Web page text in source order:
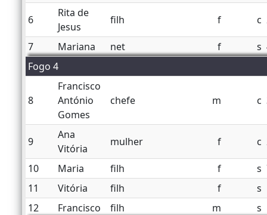
6
Rita de
Jesus
filh f c
7 Mariana net f s
Fogo 4
8
Francisco
António
Gomes
chefe m c
9
Ana
Vitória
mulher f c
10 Maria filh f s
11
Vitória filh f s
12
Francisco filh m s